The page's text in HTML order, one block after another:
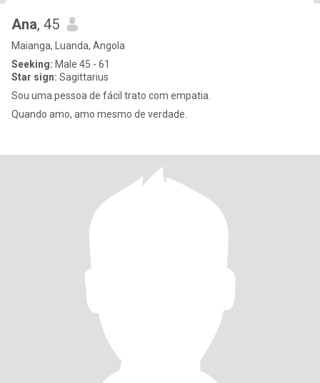
Ana, 45
Maianga, Luanda, Angola
Seeking: Male 45 - 61
Star sign: Sagittarius
Sou uma pessoa de fácil trato com empatia.
Quando amo, amo mesmo de verdade.